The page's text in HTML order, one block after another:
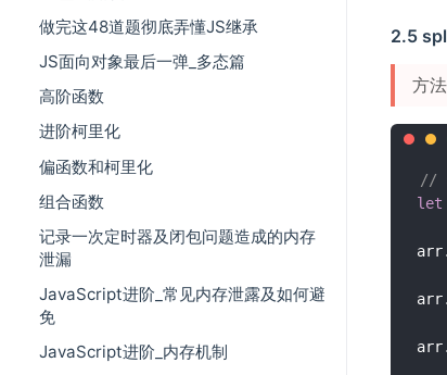
做完这48道题彻底弄懂JS继承
JS面向对象最后一弹_多态篇
高阶函数
进阶柯里化
偏函数和柯里化
组合函数
记录一次定时器及闭包问题造成的内存
泄漏
JavaScript进阶_常见内存泄露及如何避
免
JavaScript进阶_内存机制
2.5
方
//
let
arr.
arr.
arr.